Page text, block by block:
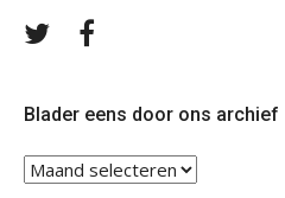
Volg
Blader eens door ons archief
Blader